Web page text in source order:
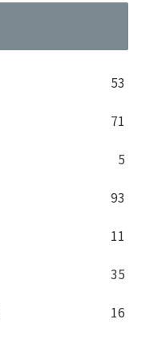
53
71
5
93
11
35
16